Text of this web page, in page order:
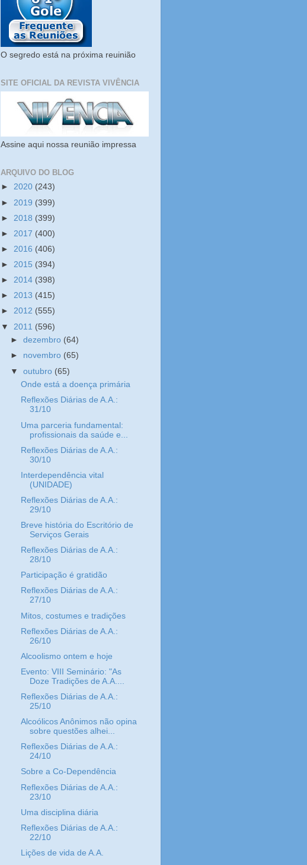
O segredo está na próxima reuinião
SITE OFICIAL DA REVISTA VIVÊNCIA
Assine aqui nossa reunião impressa
ARQUIVO DO BLOG
► 2020 (243)
► 2019 (399)
► 2018 (399)
► 2017 (400)
► 2016 (406)
► 2015 (394)
► 2014 (398)
► 2013 (415)
► 2012 (555)
▼ 2011 (596)
►dezembro (64)
► novembro (65)
▼outubro (65)
Onde está a doença primária
Reflexões Diárias de A.A.:
31/10
Uma parceria fundamental:
profissionais da saúde e...
Reflexões Diárias de A.A.:
30/10
Interdependência vital
(UNIDADE)
Reflexões Diárias de A.A.:
29/10
Breve história do Escritório de
Serviços Gerais
Reflexões Diárias de A.A.:
28/10
Participação é gratidão
Reflexões Diárias de A.A.:
27/10
Mitos, costumes e tradições
Reflexões Diárias de A.A.:
26/10
Alcoolismo ontem e hoje
Evento: VIII Seminário: "As
Doze Tradições de A.A....
Reflexões Diárias de A.A.:
25/10
Alcoólicos Anônimos não opina
sobre questões alhei...
Reflexões Diárias de A.A.:
24/10
Sobre a Co-Dependência
Reflexões Diárias de A.A.:
23/10
Uma disciplina diária
Reflexões Diárias de A.A.:
22/10
Lições de vida de A.A.